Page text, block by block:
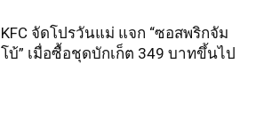
KFC จัดโปรวันแม่ แจก “ซอสพริกจัม
โบ้” เมื่อซื้อชุดบักเก็ต 349 บาทขึ้นไป